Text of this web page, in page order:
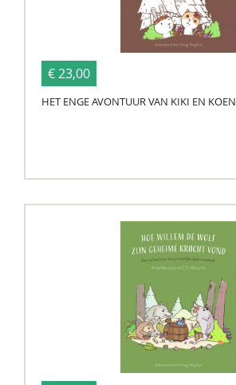
€ 23,00
HET ENGE AVONTUUR VAN KIKI EN KOEN